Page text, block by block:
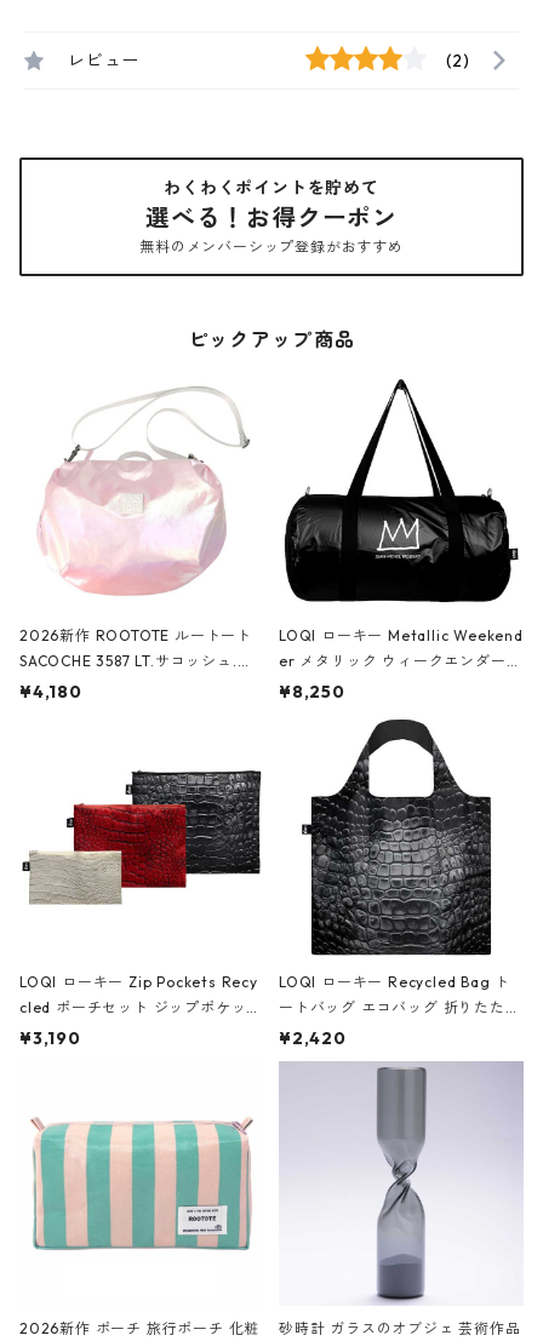
レビュー (2)
わくわくポイントを貯めて
選べる！お得クーポン
無料のメンバーシップ登録がおすすめ
ピックアップ商品
2026新作 ROOTOTE ルートート
SACOCHE 3587 LT.サコッシュ.ル
ミエ-B ショルダーバッグ グロスピ
¥4,180
LOQI ローキー Metallic Weekend
er メタリック ウィークエンダー
ボストンバッグ ショルダーバッグ
Black ジャン=ミッシェル・バスキ
ア/クラウン ブラック
¥8,250
LOQI ローキー Zip Pockets Recy
cled ポーチセット ジップポケット
ファスナーポーチ 撥水加工 トラベ
ーガンディー、オフホワイト
¥3,190
LOQI ローキー Recycled Bag ト
ートバッグ エコバッグ 折りたたみ
大きめ 撥水加工 収納ポーチ CRO
CODILE/Black クロコダイル/ブラ
¥2,420
2026新作 ポーチ 旅行ポーチ 化粧
砂時計 ガラスのオブジェ 芸術作品